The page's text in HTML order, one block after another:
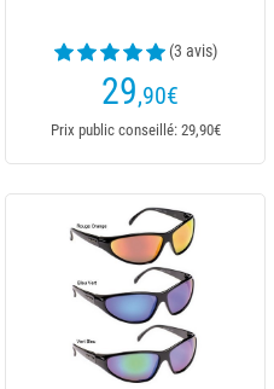
(3 avis)
29,90€
Prix public conseillé: 29,90€